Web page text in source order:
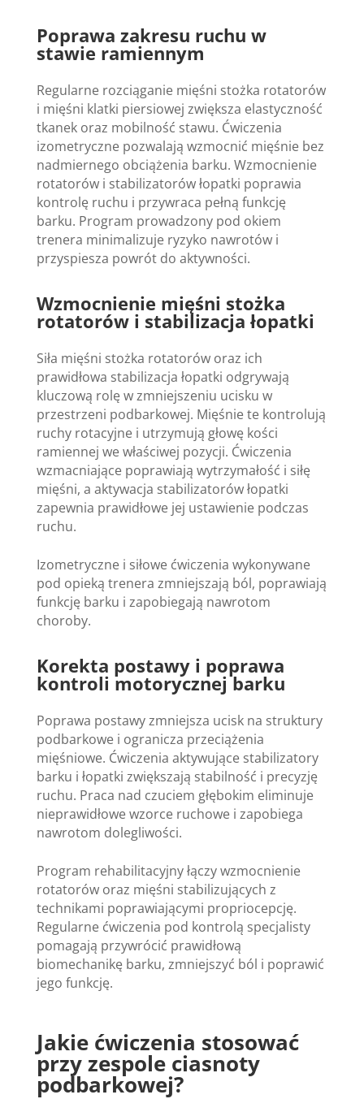
Poprawa zakresu ruchu w
stawie ramiennym
Regularne rozciąganie mięśni stożka rotatorów
i mięśni klatki piersiowej zwiększa elastyczność
tkanek oraz mobilność stawu. Ćwiczenia
izometryczne pozwalają wzmocnić mięśnie bez
nadmiernego obciążenia barku. Wzmocnienie
rotatorów i stabilizatorów łopatki poprawia
kontrolę ruchu i przywraca pełną funkcję
barku. Program prowadzony pod okiem
trenera minimalizuje ryzyko nawrotów i
przyspiesza powrót do aktywności.
Wzmocnienie mięśni stożka
rotatorów i stabilizacja łopatki
Siła mięśni stożka rotatorów oraz ich
prawidłowa stabilizacja łopatki odgrywają
kluczową rolę w zmniejszeniu ucisku w
przestrzeni podbarkowej. Mięśnie te kontrolują
ruchy rotacyjne i utrzymują głowę kości
ramiennej we właściwej pozycji. Ćwiczenia
wzmacniające poprawiają wytrzymałość i siłę
mięśni, a aktywacja stabilizatorów łopatki
zapewnia prawidłowe jej ustawienie podczas
ruchu.
Izometryczne i siłowe ćwiczenia wykonywane
pod opieką trenera zmniejszają ból, poprawiają
funkcję barku i zapobiegają nawrotom
choroby.
Korekta postawy i poprawa
kontroli motorycznej barku
Poprawa postawy zmniejsza ucisk na struktury
podbarkowe i ogranicza przeciążenia
mięśniowe. Ćwiczenia aktywujące stabilizatory
barku i łopatki zwiększają stabilność i precyzję
ruchu. Praca nad czuciem głębokim eliminuje
nieprawidłowe wzorce ruchowe i zapobiega
nawrotom dolegliwości.
Program rehabilitacyjny łączy wzmocnienie
rotatorów oraz mięśni stabilizujących z
technikami poprawiającymi propriocepcję.
Regularne ćwiczenia pod kontrolą specjalisty
pomagają przywrócić prawidłową
biomechanikę barku, zmniejszyć ból i poprawić
jego funkcję.
Jakie ćwiczenia stosować
przy zespole ciasnoty
podbarkowej?